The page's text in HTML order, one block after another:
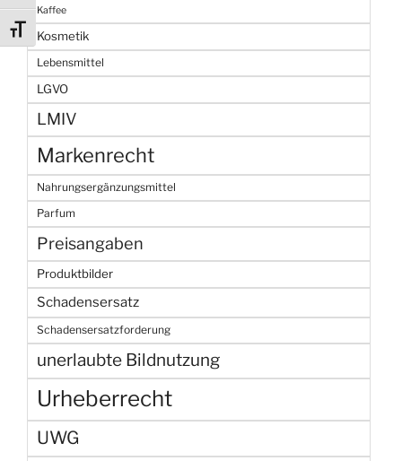
Schrift vergrößern
Kaffee
Kosmetik
Lebensmittel
LGVO
LMIV
Markenrecht
Nahrungsergänzungsmittel
Parfum
Preisangaben
Produktbilder
Schadensersatz
Schadensersatzforderung
unerlaubte Bildnutzung
Urheberrecht
UWG